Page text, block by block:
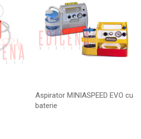
Aspirator MINIASPEED EVO cu
baterie